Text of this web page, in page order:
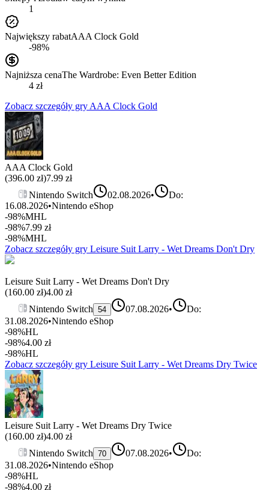
1
Największy rabatAAA Clock Gold
-98%
Najniższa cenaThe Wardrobe: Even Better Edition
4 zł
Zobacz szczegóły gry AAA Clock Gold
AAA Clock Gold
(396.00 zł)7.99 zł
Nintendo Switch
02.08.2026•
Do:
16.08.2026•Nintendo eShop
-98%MHL
-98%7.99 zł
-98%MHL
Zobacz szczegóły gry Leisure Suit Larry - Wet Dreams Don't Dry
Leisure Suit Larry - Wet Dreams Don't Dry
(160.00 zł)4.00 zł
Nintendo Switch 54 07.08.2026•
Do:
31.08.2026•Nintendo eShop
-98%HL
-98%4.00 zł
-98%HL
Zobacz szczegóły gry Leisure Suit Larry - Wet Dreams Dry Twice
Leisure Suit Larry - Wet Dreams Dry Twice
(160.00 zł)4.00 zł
Nintendo Switch 70 07.08.2026•
Do:
31.08.2026•Nintendo eShop
-98%HL
-98%4.00 zł